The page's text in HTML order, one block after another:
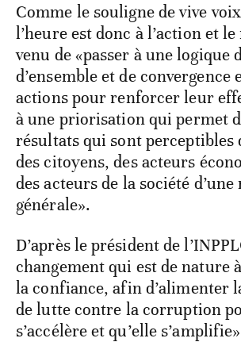
Comme le souligne de vive
l’heure est donc à l’action et
venu de «passer à une logique
d’ensemble et de convergence
actions pour renforcer leur
à une priorisation qui permet
résultats qui sont perceptibles
des citoyens, des acteurs
des acteurs de la société
générale».
D’après le président de
changement qui est de nature
la confiance, afin d’alimenter
de lutte contre la corruption
s’accélère et qu’elle